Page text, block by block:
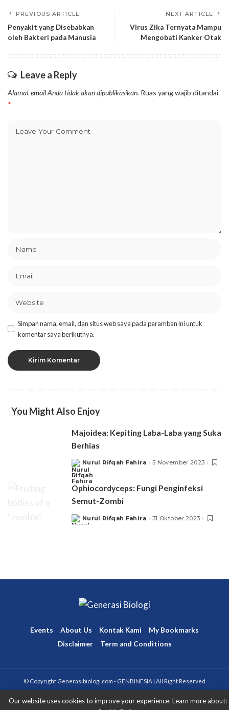
PREVIOUS ARTICLE
Penyakit yang Disebabkan
oleh Bakteri pada Manusia
NEXT ARTICLE
Virus Zika Ternyata Mampu
Mengobati Kanker Otak
Leave a Reply
Alamat email Anda tidak akan dipublikasikan. Ruas yang wajib ditandai
*
Simpan nama, email, dan situs web saya pada peramban ini untuk
komentar saya berikutnya.
You Might Also Enjoy
Majoidea: Kepiting Laba-Laba yang Suka
Berhias
Posted
by
Nurul Rifqah Fahira 5 November 2023
Ophiocordyceps: Fungi Penginfeksi
Semut-Zombi
Posted
by
Nurul Rifqah Fahira 31 Oktober 2023
Events About Us Kontak Kami
My Bookmarks
Disclaimer
Term and Conditions
© Copyright Generasibiologi.com - GENBINESIA | All Right Reserved
Our website uses cookies to improve your experience. Learn more about: